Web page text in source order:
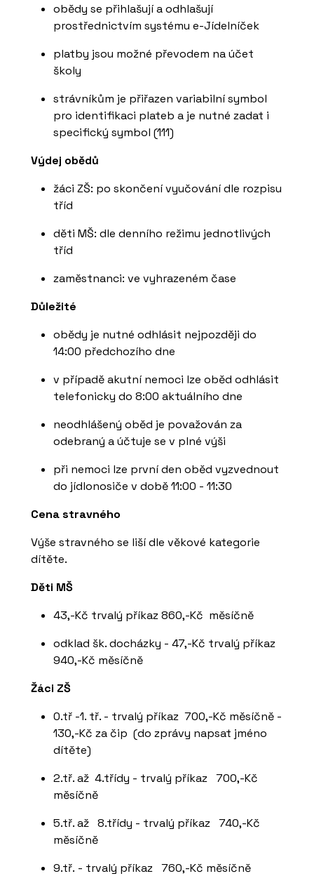
obědy se přihlašují a odhlašují
prostřednictvím systému e-Jídelníček
platby jsou možné převodem na účet
školy
strávníkům je přiřazen variabilní symbol
pro identifikaci plateb a je nutné zadat i
specifický symbol (111)
Výdej obědů
žáci ZŠ: po skončení vyučování dle rozpisu
tříd
děti MŠ: dle denního režimu jednotlivých
tříd
zaměstnanci: ve vyhrazeném čase
Důležité
obědy je nutné odhlásit nejpozději do
14:00 předchozího dne
v případě akutní nemoci lze oběd odhlásit
telefonicky do 8:00 aktuálního dne
neodhlášený oběd je považován za
odebraný a účtuje se v plné výši
při nemoci lze první den oběd vyzvednout
do jídlonosiče v době 11:00 - 11:30
Cena stravného
Výše stravného se liší dle věkové kategorie
dítěte.
Děti MŠ
43,-Kč trvalý příkaz 860,-Kč měsíčně
odklad šk. docházky - 47,-Kč trvalý příkaz
940,-Kč měsíčně
Žáci ZŠ
0.tř -1. tř. - trvalý příkaz 700,-Kč měsíčně -
130,-Kč za čip (do zprávy napsat jméno
dítěte)
2.tř. až 4.třídy - trvalý příkaz 700,-Kč
měsíčně
5.tř. až 8.třídy - trvalý příkaz 740,-Kč
měsíčně
9.tř. - trvalý příkaz 760,-Kč měsíčně